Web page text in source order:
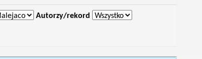
Autorzy/rekord